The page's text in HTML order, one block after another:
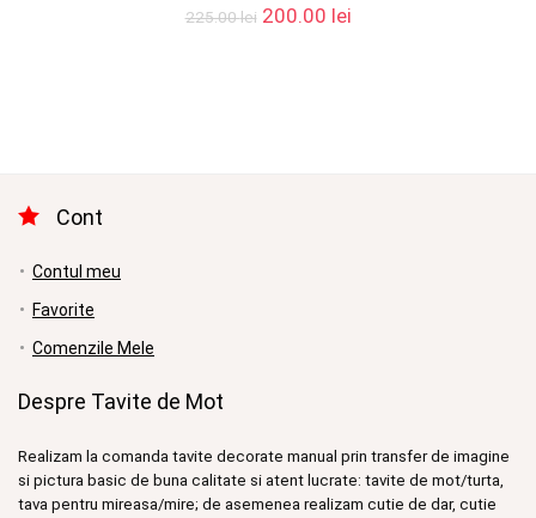
225.00lei Prețul
200.00 leiPrețul
Cont
Contul meu
Favorite
Comenzile Mele
Despre Tavite de Mot
Realizam la comanda tavite decorate manual prin transfer de imagine
si pictura basic de buna calitate si atent lucrate: tavite de mot/turta,
tava pentru mireasa/mire; de asemenea realizam cutie de dar, cutie